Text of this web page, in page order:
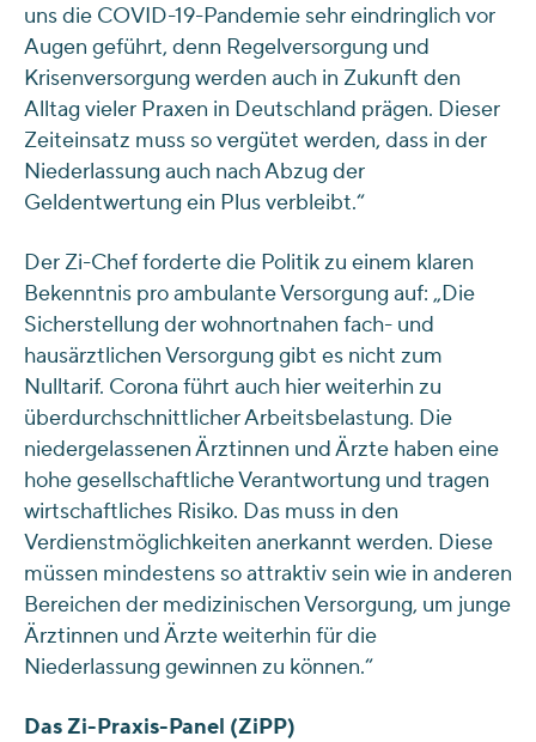
uns die COVID-19-Pandemie sehr eindringlich vor
Augen geführt, denn Regelversorgung und
Krisenversorgung werden auch in Zukunft den
Alltag vieler Praxen in Deutschland prägen. Dieser
Zeiteinsatz muss so vergütet werden, dass in der
Niederlassung auch nach Abzug der
Geldentwertung ein Plus verbleibt.“
Der Zi-Chef forderte die Politik zu einem klaren
Bekenntnis pro ambulante Versorgung auf: „Die
Sicherstellung der wohnortnahen fach- und
hausärztlichen Versorgung gibt es nicht zum
Nulltarif. Corona führt auch hier weiterhin zu
überdurchschnittlicher Arbeitsbelastung. Die
niedergelassenen Ärztinnen und Ärzte haben eine
hohe gesellschaftliche Verantwortung und tragen
wirtschaftliches Risiko. Das muss in den
Verdienstmöglichkeiten anerkannt werden. Diese
müssen mindestens so attraktiv sein wie in anderen
Bereichen der medizinischen Versorgung, um junge
Ärztinnen und Ärzte weiterhin für die
Niederlassung gewinnen zu können.“
Das Zi-Praxis-Panel (ZiPP)